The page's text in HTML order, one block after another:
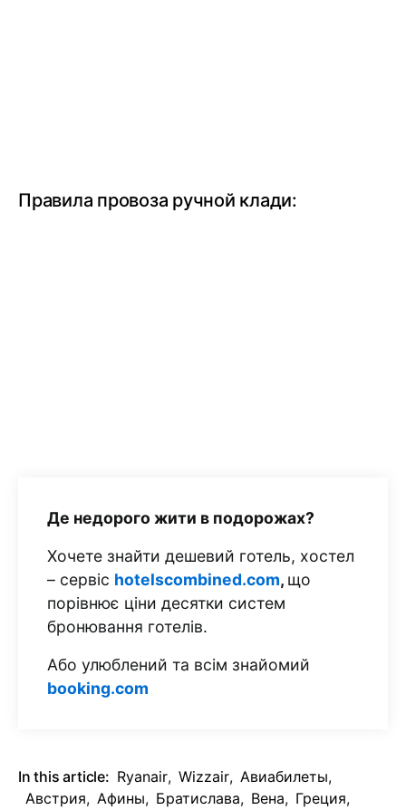
Правила провоза ручной клади:
Де недорого жити в подорожах?
Хочете знайти дешевий готель, хостел
– сервіс hotelscombined.com, що
порівнює ціни десятки систем
бронювання готелів.
Або улюблений та всім знайомий
booking.com
In this article: Ryanair, Wizzair, Авиабилеты,
Австрия, Афины, Братислава, Вена, Греция,